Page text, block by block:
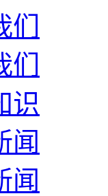
识
闻
闻